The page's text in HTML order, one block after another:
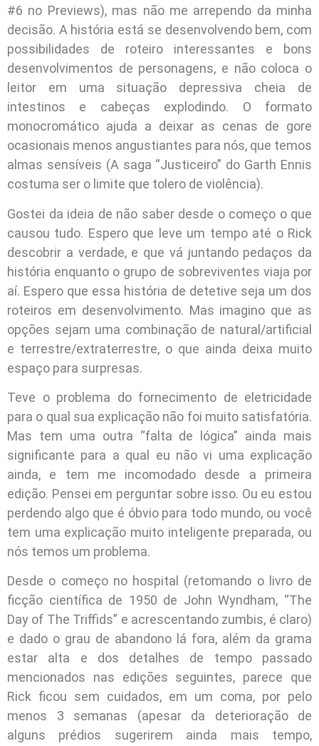
#6 no Previews), mas não me arrependo da minha
decisão. A história está se desenvolvendo bem, com
possibilidades de roteiro interessantes e bons
desenvolvimentos de personagens, e não coloca o
leitor em uma situação depressiva cheia de
intestinos e cabeças explodindo. O formato
monocromático ajuda a deixar as cenas de gore
ocasionais menos angustiantes para nós, que temos
almas sensíveis (A saga “Justiceiro” do Garth Ennis
costuma ser o limite que tolero de violência).
Gostei da ideia de não saber desde o começo o que
causou tudo. Espero que leve um tempo até o Rick
descobrir a verdade, e que vá juntando pedaços da
história enquanto o grupo de sobreviventes viaja por
aí. Espero que essa história de detetive seja um dos
roteiros em desenvolvimento. Mas imagino que as
opções sejam uma combinação de natural/artificial
e terrestre/extraterrestre, o que ainda deixa muito
espaço para surpresas.
Teve o problema do fornecimento de eletricidade
para o qual sua explicação não foi muito satisfatória.
Mas tem uma outra “falta de lógica” ainda mais
significante para a qual eu não vi uma explicação
ainda, e tem me incomodado desde a primeira
edição. Pensei em perguntar sobre isso. Ou eu estou
perdendo algo que é óbvio para todo mundo, ou você
tem uma explicação muito inteligente preparada, ou
nós temos um problema.
Desde o começo no hospital (retomando o livro de
ficção científica de 1950 de John Wyndham, “The
Day of The Triffids” e acrescentando zumbis, é claro)
e dado o grau de abandono lá fora, além da grama
estar alta e dos detalhes de tempo passado
mencionados nas edições seguintes, parece que
Rick ficou sem cuidados, em um coma, por pelo
menos 3 semanas (apesar da deterioração de
alguns prédios sugerirem ainda mais tempo,